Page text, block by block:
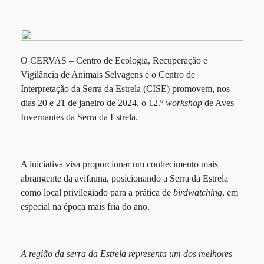
O CERVAS – Centro de Ecologia, Recuperação e
Vigilância de Animais Selvagens e o Centro de
Interpretação da Serra da Estrela (CISE) promovem, nos
dias 20 e 21 de janeiro de 2024, o 12.º workshop de Aves
Invernantes da Serra da Estrela.
A iniciativa visa proporcionar um conhecimento mais
abrangente da avifauna, posicionando a Serra da Estrela
como local privilegiado para a prática de birdwatching, em
especial na época mais fria do ano.
A região da serra da Estrela representa um dos melhores